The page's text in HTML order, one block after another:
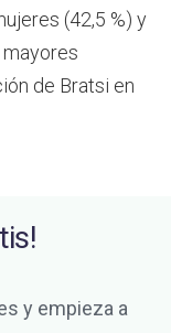
(42,5 %) y
de Bratsi en
y empieza a